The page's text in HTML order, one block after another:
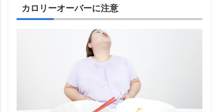
カロリーオーバーに注意